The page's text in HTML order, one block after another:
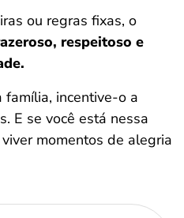
ou regras fixas, o
respeitoso e
família, incentive-o a
E se você está nessa
momentos de alegria